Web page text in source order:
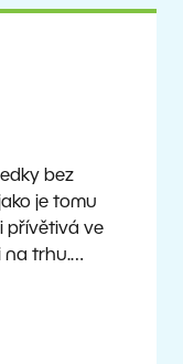
bez
je tomu
přívětivá ve
na trhu.